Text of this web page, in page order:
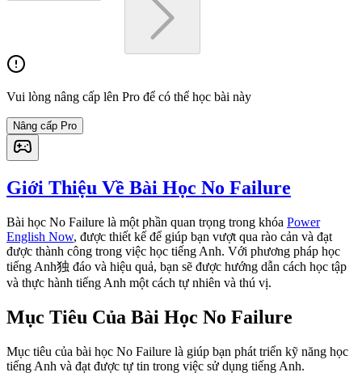
Vui lòng nâng cấp lên Pro để có thể học bài này
Nâng cấp Pro
Giới Thiệu Về Bài Học No Failure
Bài học No Failure là một phần quan trọng trong khóa Power
English Now, được thiết kế để giúp bạn vượt qua rào cản và đạt
được thành công trong việc học tiếng Anh. Với phương pháp học
tiếng Anh独 đáo và hiệu quả, bạn sẽ được hướng dẫn cách học tập
và thực hành tiếng Anh một cách tự nhiên và thú vị.
Mục Tiêu Của Bài Học No Failure
Mục tiêu của bài học No Failure là giúp bạn phát triển kỹ năng học
tiếng Anh và đạt được tự tin trong việc sử dụng tiếng Anh.